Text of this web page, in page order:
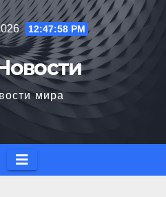
12:47:59 PM
мира